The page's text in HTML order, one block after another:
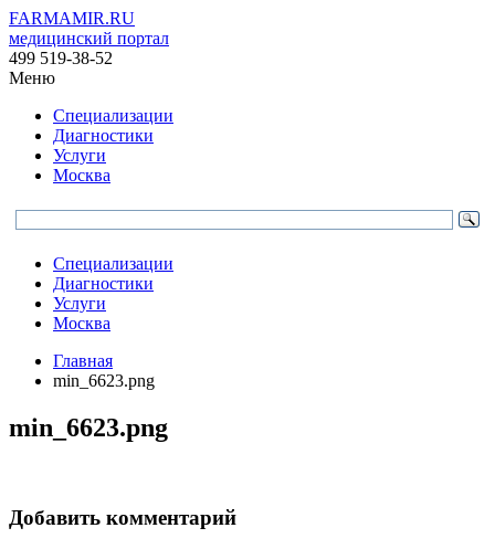
FARMAMIR.RU
медицинский портал
499 519-38-52
Меню
Специализации
Диагностики
Услуги
Москва
Специализации
Диагностики
Услуги
Москва
Главная
min_6623.png
min_6623.png
Добавить комментарий